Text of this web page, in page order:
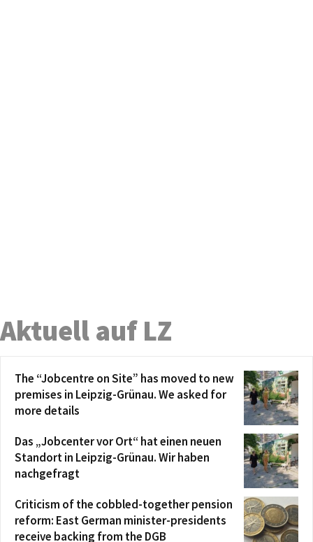
Aktuell auf LZ
The “Jobcentre on Site” has moved to new
premises in Leipzig-Grünau. We asked for
more details
Das „Jobcenter vor Ort“ hat einen neuen
Standort in Leipzig-Grünau. Wir haben
nachgefragt
Criticism of the cobbled-together pension
reform: East German minister-presidents
receive backing from the DGB